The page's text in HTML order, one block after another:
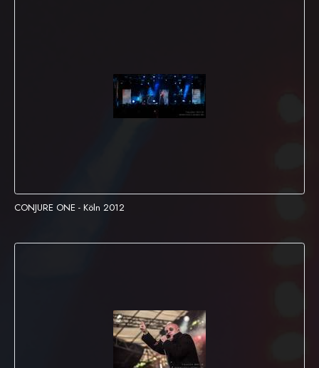
CONJURE ONE - Köln 2012